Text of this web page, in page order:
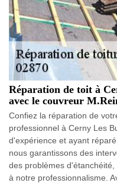
Réparation de toit à
avec le couvreur
Confiez la réparation de
professionnel à Cerny Les
d'expérience et ayant
nous garantissons des
des problèmes
à notre professionnalisme.